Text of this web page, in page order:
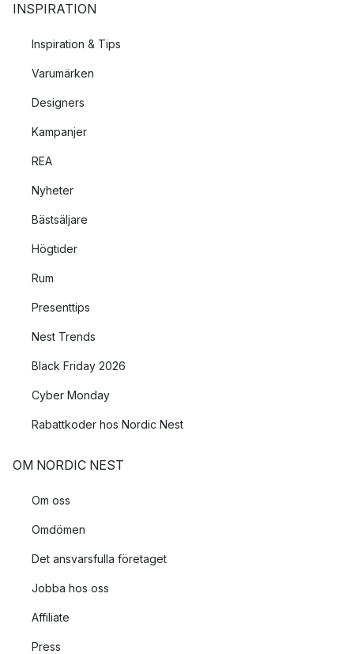
INSPIRATION
Inspiration & Tips
Varumärken
Designers
Kampanjer
REA
Nyheter
Bästsäljare
Högtider
Rum
Presenttips
Nest Trends
Black Friday 2026
Cyber Monday
Rabattkoder hos Nordic Nest
OM NORDIC NEST
Om oss
Omdömen
Det ansvarsfulla företaget
Jobba hos oss
Affiliate
Press